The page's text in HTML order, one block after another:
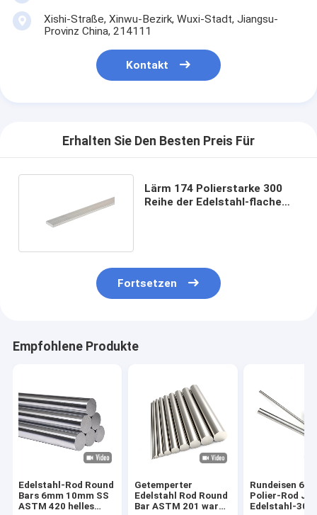
Xishi-Straße, Xinwu-Bezirk, Wuxi-Stadt, Jiangsu-
Provinz China, 214111
Kontakt
Erhalten Sie Den Besten Preis Für
Lärm 174 Polierstarke 300
Reihe der Edelstahl-flache
Fortsetzen
Empfohlene Produkte
Edelstahl-Rod Round
Bars 6mm 10mm SS
ASTM 420 helles
Getemperter
Edelstahl Rod Round
Bar ASTM 201 warm
Rundeisen
Polier-Rod
Edelstahl-